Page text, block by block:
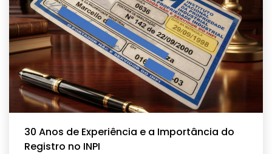
30 Anos de Experiência e a Importância do
Registro no INPI